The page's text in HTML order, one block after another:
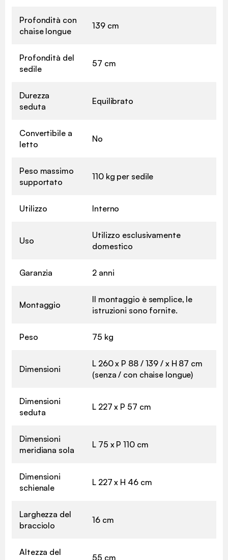
Profondità con
chaise longue
139 cm
Profondità del
sedile
57 cm
Durezza
seduta
Equilibrato
Convertibile a
letto
No
Peso massimo
supportato
110 kg per sedile
Utilizzo Interno
Uso
Utilizzo esclusivamente
domestico
Garanzia 2 anni
Montaggio
Il montaggio è semplice, le
istruzioni sono fornite.
Peso 75 kg
Dimensioni
L 260 x P 88 / 139 / x H 87 cm
(senza / con chaise longue)
Dimensioni
seduta
L 227 x P 57 cm
Dimensioni
meridiana sola
L 75 x P 110 cm
Dimensioni
schienale
L 227 x H 46 cm
Larghezza del
bracciolo
16 cm
Altezza del
55 cm